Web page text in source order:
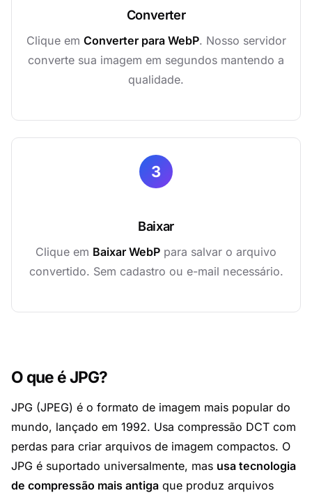
Converter
Clique em Converter para WebP. Nosso servidor
converte sua imagem em segundos mantendo a
qualidade.
3
Baixar
Clique em Baixar WebP para salvar o arquivo
convertido. Sem cadastro ou e-mail necessário.
O que é JPG?
JPG (JPEG) é o formato de imagem mais popular do
mundo, lançado em 1992. Usa compressão DCT com
perdas para criar arquivos de imagem compactos. O
JPG é suportado universalmente, mas usa tecnologia
de compressão mais antiga que produz arquivos